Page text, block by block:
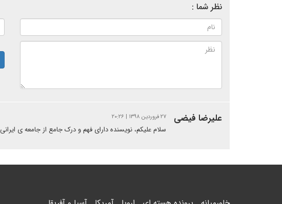
نظر شما :
علیرضا فیضی ۲۷ فروردین ۱۳۹۸ | ۲۰:۲۶
سلام علیکم، نویسنده دارای فهم و درک جامع از جامعه ی